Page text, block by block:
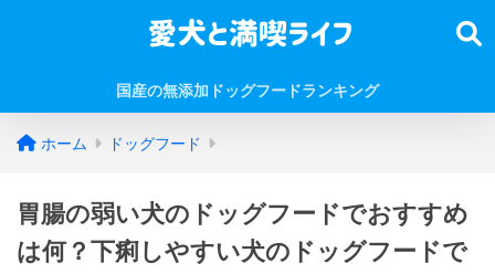
国産の無添加ドッグフードランキング
ホーム ドッグフード
胃腸の弱い犬のドッグフードでおすすめ
は何？下痢しやすい犬のドッグフードで